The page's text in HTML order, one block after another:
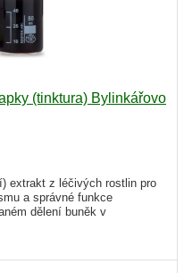
(tinktura) Bylinkářovo
extrakt z léčivých rostlin pro
a správné funkce
dělení buněk v